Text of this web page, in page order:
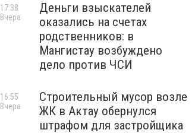
Деньги взыскателей
оказались на счетах
родственников: в
Мангистау возбуждено
дело против ЧСИ
17:38
Вчера
Строительный мусор возле
ЖК в Актау обернулся
штрафом для застройщика
16:55
Вчера